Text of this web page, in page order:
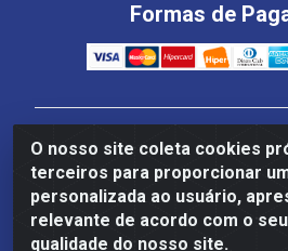
O nosso site coleta cookies
terceiros para proporcionar
personalizada ao usuário,
relevante de acordo com o
qualidade do nosso site.
Formas de
Estrela Distribuição LTDA - CNPJ
Setor Setor de Industria Qi 22 Lt
S/NC - Setor Industrial
72265-220